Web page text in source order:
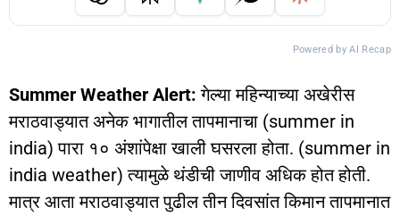
Powered by AI Recap
Summer Weather Alert: गेल्या महिन्याच्या अखेरीस
मराठवाड्यात अनेक भागातील तापमानाचा (summer in
india) पारा १० अंशांपेक्षा खाली घसरला होता. (summer in
india weather) त्यामुळे थंडीची जाणीव अधिक होत होती.
मात्र आता मराठवाड्यात पुढील तीन दिवसांत किमान तापमानात